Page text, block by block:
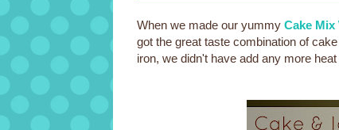
When we made our yummy Cake Mix
got the great taste combination of
iron, we didn't have add any more